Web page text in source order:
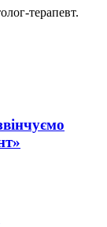
терапевт.